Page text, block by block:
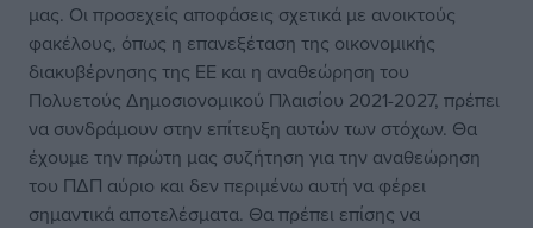
μας. Οι προσεχείς αποφάσεις σχετικά με ανοικτούς
φακέλους, όπως η επανεξέταση της οικονομικής
διακυβέρνησης της ΕΕ και η αναθεώρηση του
Πολυετούς Δημοσιονομικού Πλαισίου 2021-2027, πρέπει
να συνδράμουν στην επίτευξη αυτών των στόχων. Θα
έχουμε την πρώτη μας συζήτηση για την αναθεώρηση
του ΠΔΠ αύριο και δεν περιμένω αυτή να φέρει
σημαντικά αποτελέσματα. Θα πρέπει επίσης να